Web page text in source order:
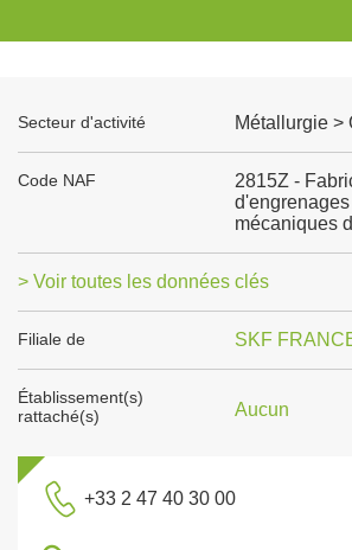
Secteur d'activité Métallurgie >
Code NAF
2815Z -
mécaniques
> Voir toutes les données clés
Filiale de SKF
Établissement(s)
rattaché(s)
Aucun
+33 2 47 40 30 00